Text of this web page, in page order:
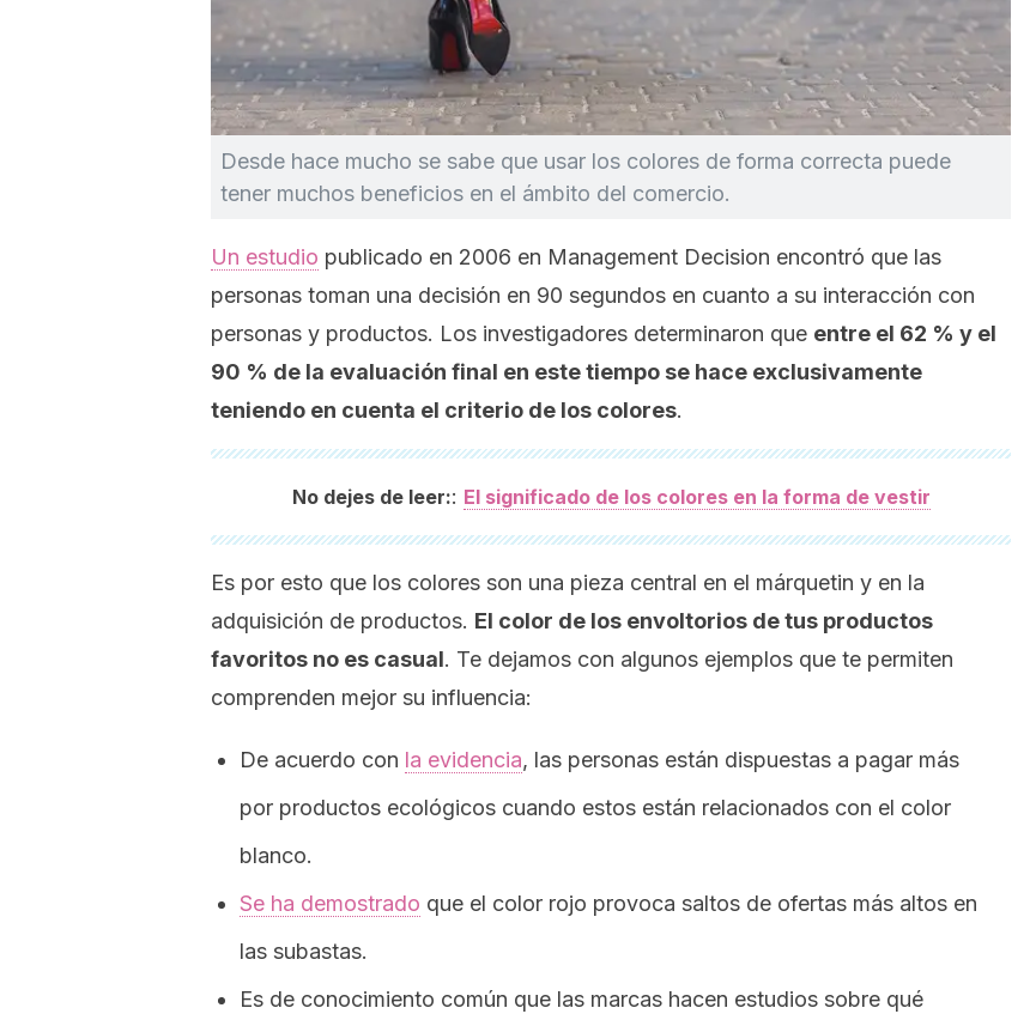
Desde hace mucho se sabe que usar los colores de forma correcta puede
tener muchos beneficios en el ámbito del comercio.
Un estudio publicado en 2006 en Management Decision encontró que las
personas toman una decisión en 90 segundos en cuanto a su interacción con
personas y productos. Los investigadores determinaron que entre el 62 % y el
90 % de la evaluación final en este tiempo se hace exclusivamente
teniendo en cuenta el criterio de los colores.
No dejes de leer:: El significado de los colores en la forma de vestir
Es por esto que los colores son una pieza central en el márquetin y en la
adquisición de productos. El color de los envoltorios de tus productos
favoritos no es casual. Te dejamos con algunos ejemplos que te permiten
comprenden mejor su influencia:
De acuerdo con la evidencia, las personas están dispuestas a pagar más
por productos ecológicos cuando estos están relacionados con el color
blanco.
Se ha demostrado que el color rojo provoca saltos de ofertas más altos en
las subastas.
Es de conocimiento común que las marcas hacen estudios sobre qué